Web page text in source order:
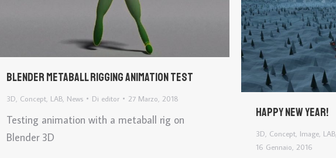
Blender metaball rigging animation test
3D Concept LAB News Di editor 27 Marzo, 2018
Testing animation with a metaball rig on
Blender 3D
Happy New Year!
3D Concept Image LAB
16 Gennaio, 2016